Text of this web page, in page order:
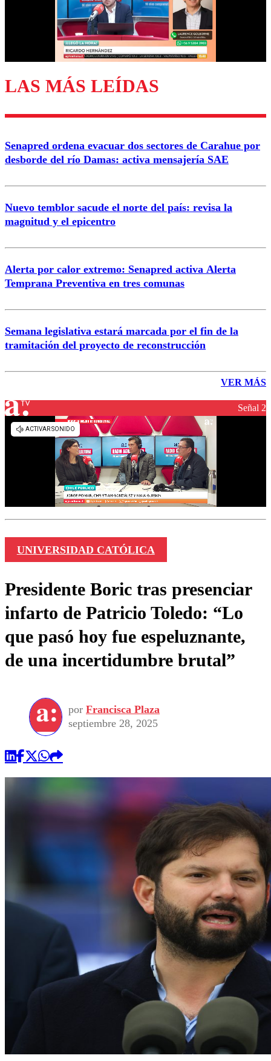
Enviar comentario
LAS MÁS LEÍDAS
Senapred ordena evacuar dos sectores de Carahue por
desborde del río Damas: activa mensajería SAE
Nuevo temblor sacude el norte del país: revisa la
magnitud y el epicentro
Alerta por calor extremo: Senapred activa Alerta
Temprana Preventiva en tres comunas
Semana legislativa estará marcada por el fin de la
tramitación del proyecto de reconstrucción
VER MÁS
Señal 2
UNIVERSIDAD CATÓLICA
Presidente Boric tras presenciar
infarto de Patricio Toledo: “Lo
que pasó hoy fue espeluznante,
de una incertidumbre brutal”
por Francisca Plaza
septiembre 28, 2025